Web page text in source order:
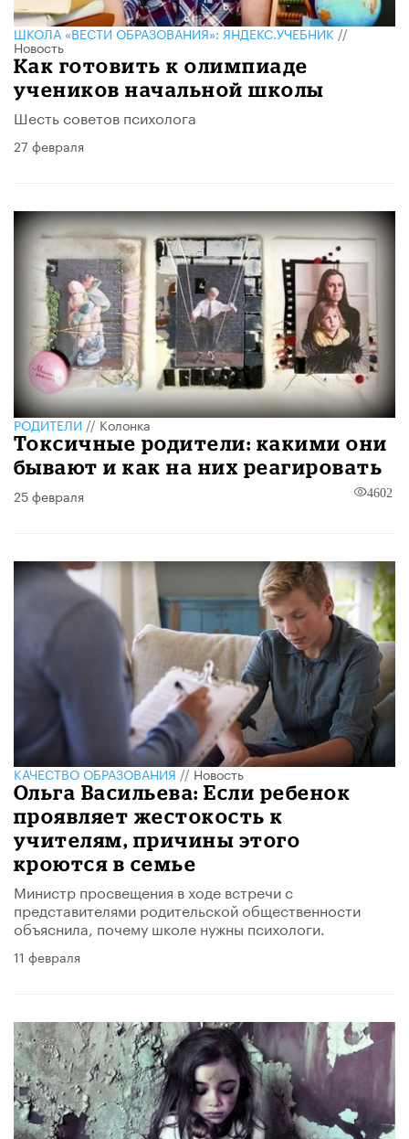
ШКОЛА «ВЕСТИ ОБРАЗОВАНИЯ»: ЯНДЕКС.УЧЕБНИК//
Новость
Как готовить к олимпиаде
учеников начальной школы
Шесть советов психолога
27 февраля
РОДИТЕЛИ//Колонка
Токсичные родители: какими они
бывают и как на них реагировать
25 февраля 4602
КАЧЕСТВО ОБРАЗОВАНИЯ//Новость
Ольга Васильева: Если ребенок
проявляет жестокость к
учителям, причины этого
кроются в семье
Министр просвещения в ходе встречи с
представителями родительской общественности
объяснила, почему школе нужны психологи.
11 февраля